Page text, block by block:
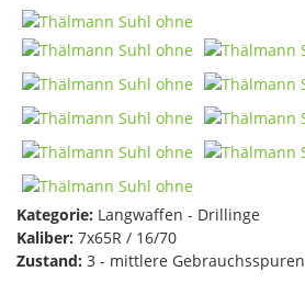
Kategorie: Langwaffen - Drillinge
Kaliber: 7x65R / 16/70
Zustand: 3 - mittlere Gebrauchsspuren